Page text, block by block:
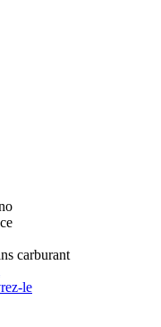
carburant
le